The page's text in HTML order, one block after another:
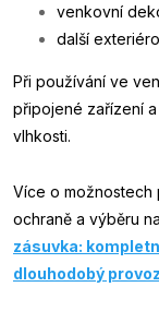
venkovní
další
Při používání ve
připojené zařízení
vlhkosti.
Více o možnostech
ochraně a výběru
zásuvka:
dlouhodobý provoz